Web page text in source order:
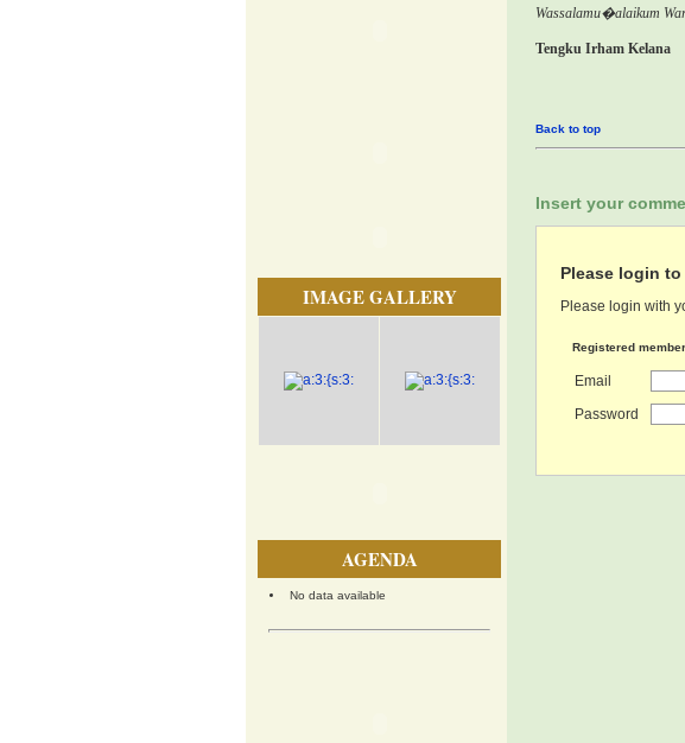
IMAGE GALLERY
AGENDA
No data available
Wassalamu�alaikum
Tengku Irham Kelana
Back to top
Insert your
Please login
Please login with
Registered
Email
Password